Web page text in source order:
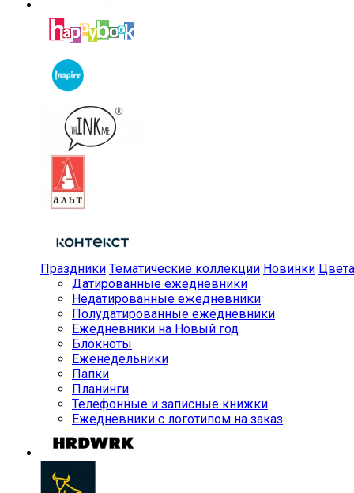
Праздники Тематические коллекции Новинки Цвета
Датированные ежедневники
Недатированные ежедневники
Полудатированные ежедневники
Ежедневники на Новый год
Блокноты
Еженедельники
Папки
Планинги
Телефонные и записные книжки
Ежедневники с логотипом на заказ